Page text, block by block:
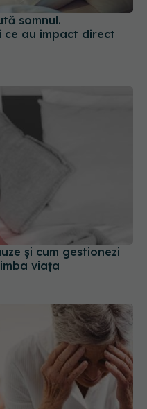
somnul.
au impact direct
și cum gestionezi
viața